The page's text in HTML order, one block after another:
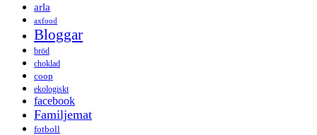
arla
axfood
Bloggar
bröd
choklad
coop
ekologiskt
facebook
Familjemat
fotboll